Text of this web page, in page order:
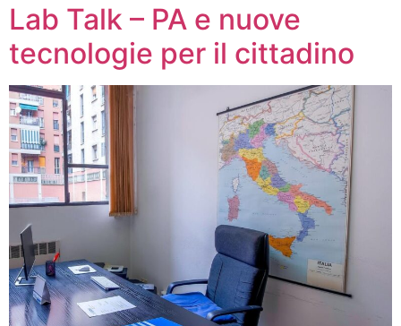
Lab Talk – PA e nuove
tecnologie per il cittadino